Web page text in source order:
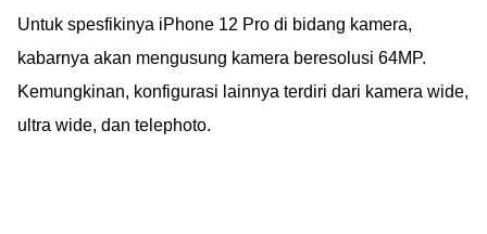
Untuk spesfikinya iPhone 12 Pro di bidang kamera,
kabarnya akan mengusung kamera beresolusi 64MP.
Kemungkinan, konfigurasi lainnya terdiri dari kamera wide,
ultra wide, dan telephoto.